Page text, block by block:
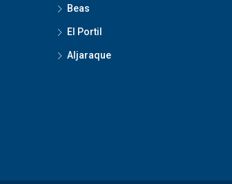
Beas
El Portil
Aljaraque